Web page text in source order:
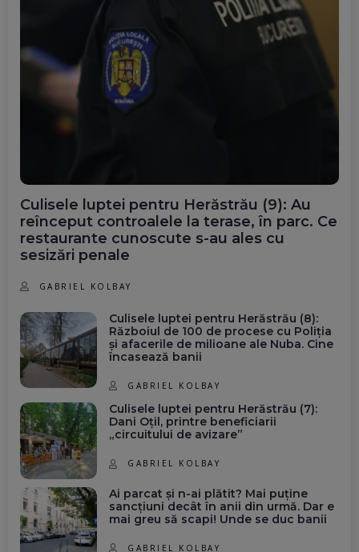
Culisele luptei pentru Herăstrău (9): Au
reînceput controalele la terase, în parc. Ce
restaurante cunoscute s-au ales cu
sesizări penale
GABRIEL KOLBAY
Culisele luptei pentru Herăstrău (8):
Războiul de 100 de procese cu Poliția
și afacerile de milioane ale Nuba. Cine
încasează banii
GABRIEL KOLBAY
Culisele luptei pentru Herăstrău (7):
Dani Oțil, printre beneficiarii
„circuitului de avizare”
GABRIEL KOLBAY
Ai parcat și n-ai plătit? Mai puține
sancțiuni decât în anii din urmă. Dar e
mai greu să scapi! Unde se duc banii
GABRIEL KOLBAY